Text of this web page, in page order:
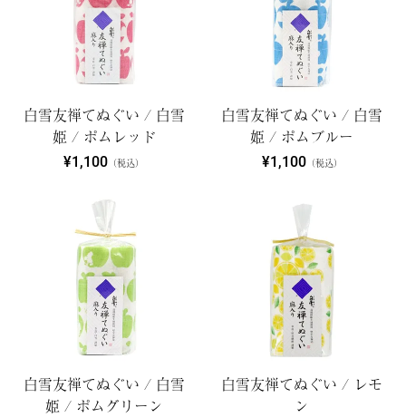
白雪友禅てぬぐい / 白雪
姫 / ポムレッド
¥1,100 （税込）
白雪友禅てぬぐい / 白雪
姫 / ポムブルー
¥1,100（税込）
白雪友禅てぬぐい / 白雪
姫 / ポムグリーン
白雪友禅てぬぐい / レモ
ン